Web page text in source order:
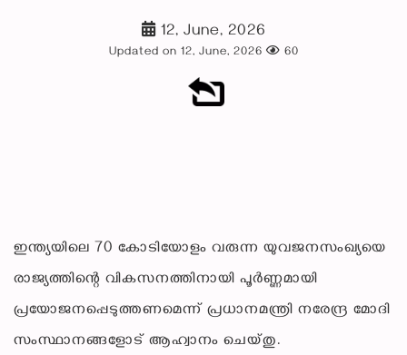
12, June, 2026
Updated on 12, June, 2026 60
ഇന്ത്യയിലെ 70 കോടിയോളം വരുന്ന യുവജനസംഖ്യയെ
രാജ്യത്തിന്റെ വികസനത്തിനായി പൂർണ്ണമായി
പ്രയോജനപ്പെടുത്തണമെന്ന് പ്രധാനമന്ത്രി നരേന്ദ്ര മോദി
സംസ്ഥാനങ്ങളോട് ആഹ്വാനം ചെയ്തു.